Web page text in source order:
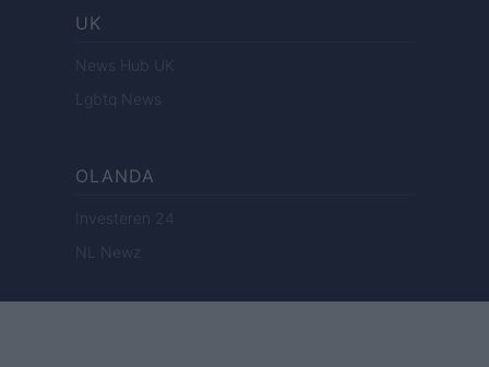
UK
News Hub UK
Lgbtq News
OLANDA
Investeren 24
NL Newz